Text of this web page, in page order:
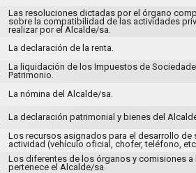
Las resoluciones dictadas por el órgano
sobre la compatibilidad de las actividades
realizar por el Alcalde/sa.
La declaración de la renta.
La liquidación de los Impuestos de
Patrimonio.
La nómina del Alcalde/sa.
La declaración patrimonial y bienes del
Los recursos asignados para el desarrollo de
actividad (vehículo oficial, chofer, teléfono,
Los diferentes de los órganos y comisiones a
pertenece el Alcalde/sa.